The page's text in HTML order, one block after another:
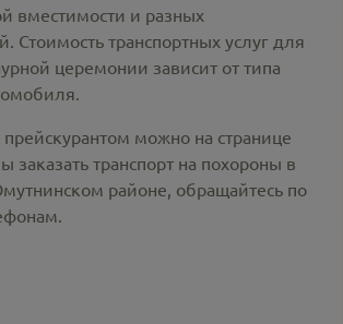
вместимости и разных
Стоимость транспортных услуг для
церемонии зависит от типа
можно на странице
заказать транспорт на похороны в
районе, обращайтесь по